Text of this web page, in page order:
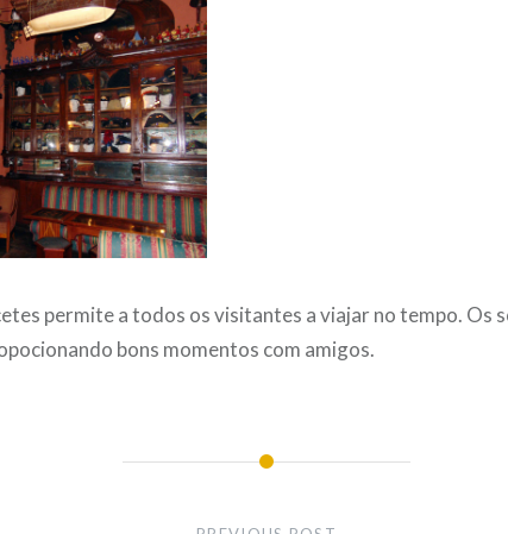
permite a todos os visitantes a viajar no tempo. Os
bons momentos com amigos.